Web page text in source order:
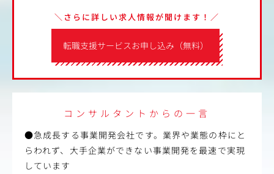
転職支援サービスお申し込み（無料）
＼さらに詳しい求人情報が聞けます！／
コンサルタントからの一言
●急成長する事業開発会社です。業界や業態の枠にと
らわれず、大手企業ができない事業開発を最速で実現
しています